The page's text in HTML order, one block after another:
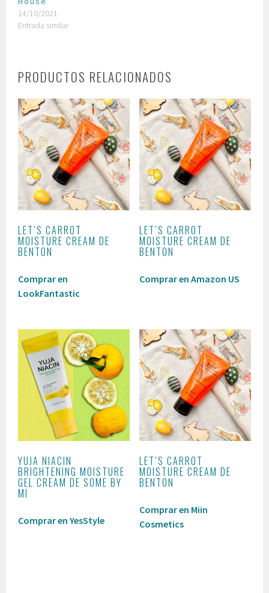
14/10/2021
Entrada similar
PRODUCTOS RELACIONADOS
LET’S CARROT
MOISTURE CREAM DE
BENTON
Comprar en
LookFantastic
LET’S CARROT
MOISTURE CREAM DE
BENTON
Comprar en Amazon US
YUJA NIACIN
BRIGHTENING MOISTURE
GEL CREAM DE SOME BY
MI
Comprar en YesStyle
LET’S CARROT
MOISTURE CREAM DE
BENTON
Comprar en Miin
Cosmetics